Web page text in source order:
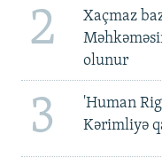
2
Xaçmaz
olunur
3
'Human
Kərimliyə